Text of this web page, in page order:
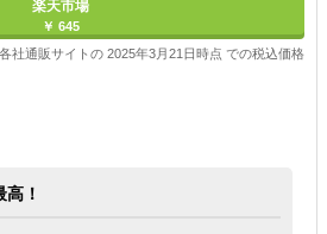
楽天市場
￥ 645
社通販サイトの 2025年3月21日時点 での税込価格
！